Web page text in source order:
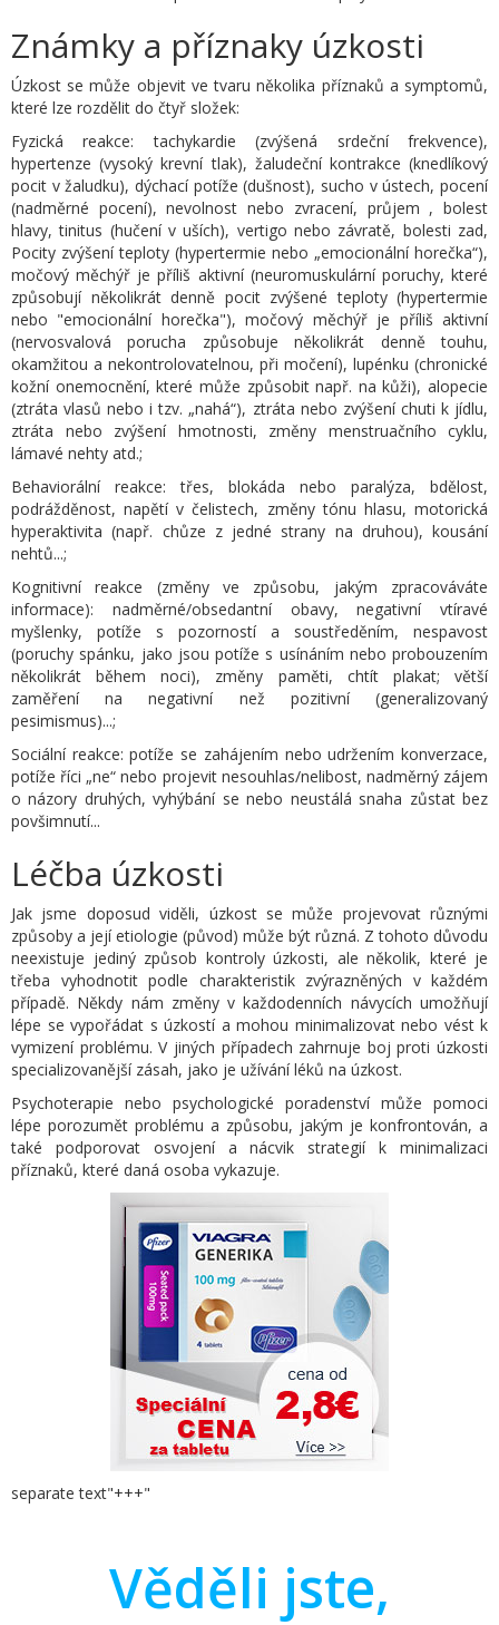
Známky a příznaky úzkosti
Úzkost se může objevit ve tvaru několika příznaků a symptomů,
které lze rozdělit do čtyř složek:
Fyzická reakce: tachykardie (zvýšená srdeční frekvence),
hypertenze (vysoký krevní tlak), žaludeční kontrakce (knedlíkový
pocit v žaludku), dýchací potíže (dušnost), sucho v ústech, pocení
(nadměrné pocení), nevolnost nebo zvracení, průjem , bolest
hlavy, tinitus (hučení v uších), vertigo nebo závratě, bolesti zad,
Pocity zvýšení teploty (hypertermie nebo „emocionální horečka“),
močový měchýř je příliš aktivní (neuromuskulární poruchy, které
způsobují několikrát denně pocit zvýšené teploty (hypertermie
nebo "emocionální horečka"), močový měchýř je příliš aktivní
(nervosvalová porucha způsobuje několikrát denně touhu,
okamžitou a nekontrolovatelnou, při močení), lupénku (chronické
kožní onemocnění, které může způsobit např. na kůži), alopecie
(ztráta vlasů nebo i tzv. „nahá“), ztráta nebo zvýšení chuti k jídlu,
ztráta nebo zvýšení hmotnosti, změny menstruačního cyklu,
lámavé nehty atd.;
Behaviorální reakce: třes, blokáda nebo paralýza, bdělost,
podrážděnost, napětí v čelistech, změny tónu hlasu, motorická
hyperaktivita (např. chůze z jedné strany na druhou), kousání
nehtů...;
Kognitivní reakce (změny ve způsobu, jakým zpracováváte
informace): nadměrné/obsedantní obavy, negativní vtíravé
myšlenky, potíže s pozorností a soustředěním, nespavost
(poruchy spánku, jako jsou potíže s usínáním nebo probouzením
několikrát během noci), změny paměti, chtít plakat; větší
zaměření na negativní než pozitivní (generalizovaný
pesimismus)...;
Sociální reakce: potíže se zahájením nebo udržením konverzace,
potíže říci „ne“ nebo projevit nesouhlas/nelibost, nadměrný zájem
o názory druhých, vyhýbání se nebo neustálá snaha zůstat bez
povšimnutí...
Léčba úzkosti
Jak jsme doposud viděli, úzkost se může projevovat různými
způsoby a její etiologie (původ) může být různá. Z tohoto důvodu
neexistuje jediný způsob kontroly úzkosti, ale několik, které je
třeba vyhodnotit podle charakteristik zvýrazněných v každém
případě. Někdy nám změny v každodenních návycích umožňují
lépe se vypořádat s úzkostí a mohou minimalizovat nebo vést k
vymizení problému. V jiných případech zahrnuje boj proti úzkosti
specializovanější zásah, jako je užívání léků na úzkost.
Psychoterapie nebo psychologické poradenství může pomoci
lépe porozumět problému a způsobu, jakým je konfrontován, a
také podporovat osvojení a nácvik strategií k minimalizaci
příznaků, které daná osoba vykazuje.
separate text"+++"
Věděli jste,